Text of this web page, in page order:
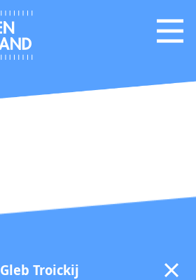
Gleb Troickij